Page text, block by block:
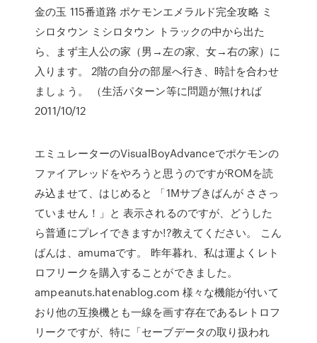
金の玉 115番道路 ポケモンエメラルド完全攻略 ミ
シロタウン ミシロタウン トラックの中から出た
ら、まず主人公の家（男→左の家、女→右の家）に
入ります。 2階の自分の部屋へ行き、時計を合わせ
ましょう。 （生活パターン等に問題が無ければ
2011/10/12
エミュレーターのVisualBoyAdvanceでポケモンの
ファイアレッドをやろうと思うのですがROMを読
み込ませて、はじめると 「1Mサブきばんが ささっ
ていません！」と 表示されるのですが、どうした
ら普通にプレイできますか!?教えてください。 こん
ばんは、amumaです。 昨年暮れ、私は運よくレト
ロフリークを購入することができました。
ampeanuts.hatenablog.com 様々な機能が付いて
おり他の互換機とも一線を画す存在であるレトロフ
リークですが、特に「セーブデータの取り扱われ